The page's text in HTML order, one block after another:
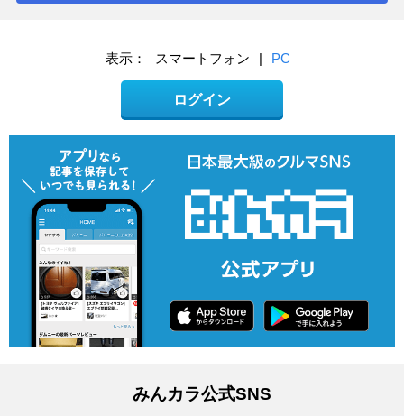
表示： スマートフォン | PC
ログイン
みんカラ公式SNS